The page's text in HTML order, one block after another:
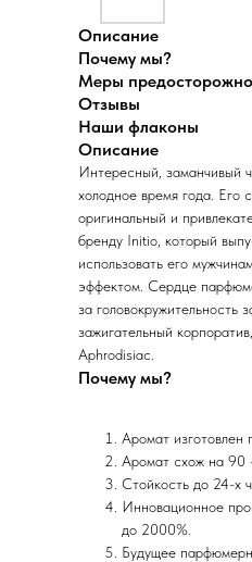
Описание
Почему мы?
Меры
Отзывы
Наши флаконы
Описание
Интересный, заманчивый
холодное время года. Его
оригинальный и
бренду Initio, который
использовать его
эффектом. Сердце
за головокружительность
зажигательный
Aphrodisiac.
Почему мы?
Аромат изготовлен
Аромат схож на 90
Стойкость до 24-х
Инновационное
до 2000%.
Будущее